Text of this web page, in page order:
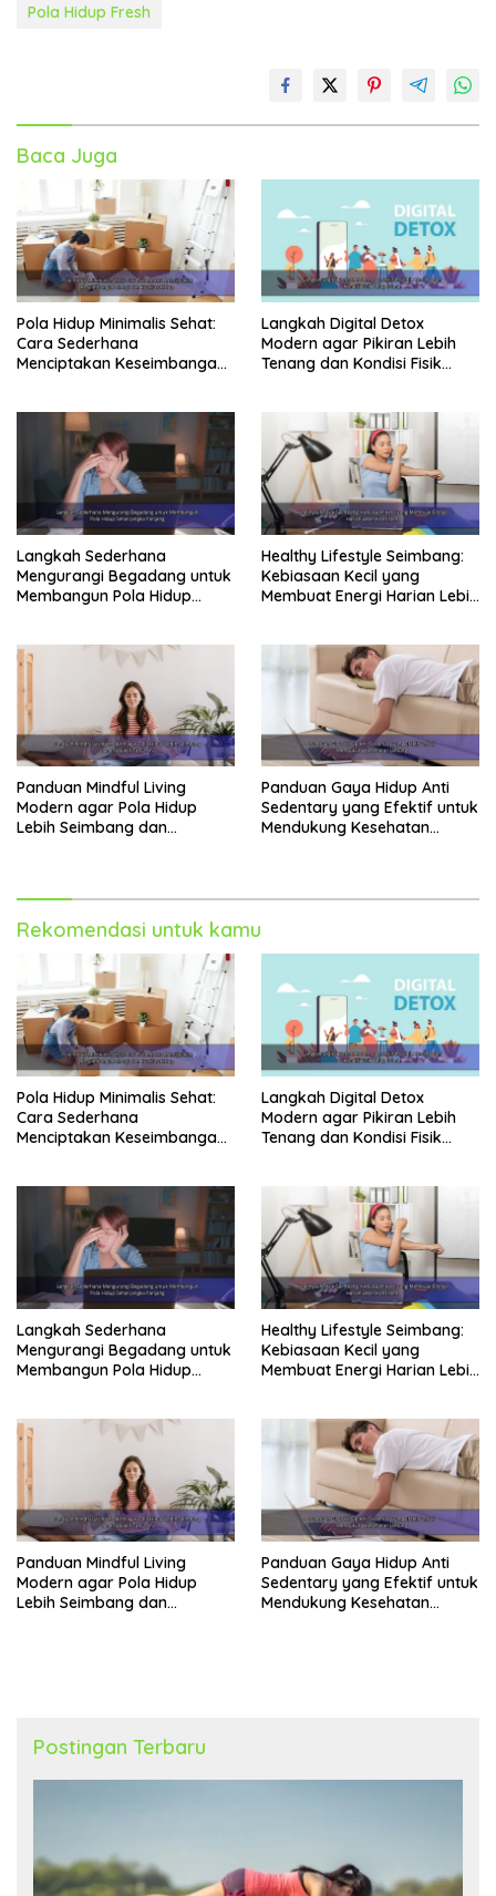
Pola Hidup Fresh
Baca Juga
Pola Hidup Minimalis Sehat:
Cara Sederhana
Menciptakan Keseimbangan
Langkah Digital Detox
Modern agar Pikiran Lebih
Tenang dan Kondisi Fisik
Langkah Sederhana
Mengurangi Begadang untuk
Membangun Pola Hidup
Healthy Lifestyle Seimbang:
Kebiasaan Kecil yang
Membuat Energi Harian Lebih
Panduan Mindful Living
Modern agar Pola Hidup
Lebih Seimbang dan
Panduan Gaya Hidup Anti
Sedentary yang Efektif untuk
Mendukung Kesehatan
Rekomendasi untuk kamu
Pola Hidup Minimalis Sehat:
Cara Sederhana
Menciptakan Keseimbangan
Langkah Digital Detox
Modern agar Pikiran Lebih
Tenang dan Kondisi Fisik
Langkah Sederhana
Mengurangi Begadang untuk
Membangun Pola Hidup
Healthy Lifestyle Seimbang:
Kebiasaan Kecil yang
Membuat Energi Harian Lebih
Panduan Mindful Living
Modern agar Pola Hidup
Lebih Seimbang dan
Panduan Gaya Hidup Anti
Sedentary yang Efektif untuk
Mendukung Kesehatan
Postingan Terbaru